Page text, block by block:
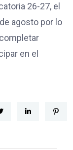
26-27, el
agosto por lo
en el